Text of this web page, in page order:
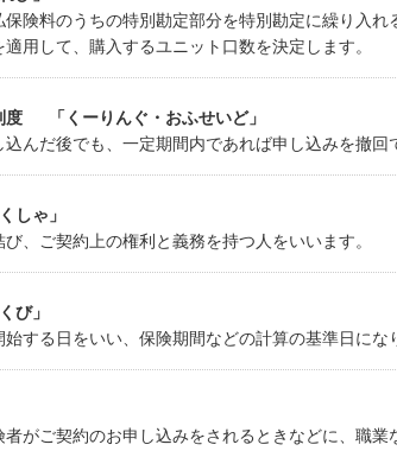
保険料のうちの特別勘定部分を特別勘定に繰り入
用して、購入するユニット口数を決定します。
度
「くーりんぐ・おふせいど」
んだ後でも、一定期間内であれば申し込みを撤回
しゃ 」
、ご契約上の権利と義務を持つ人をいいます。
び」
する日をいい、保険期間などの計算の基準日にな
がご契約のお申し込みをされるときなどに、職業